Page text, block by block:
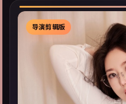
导演剪辑版